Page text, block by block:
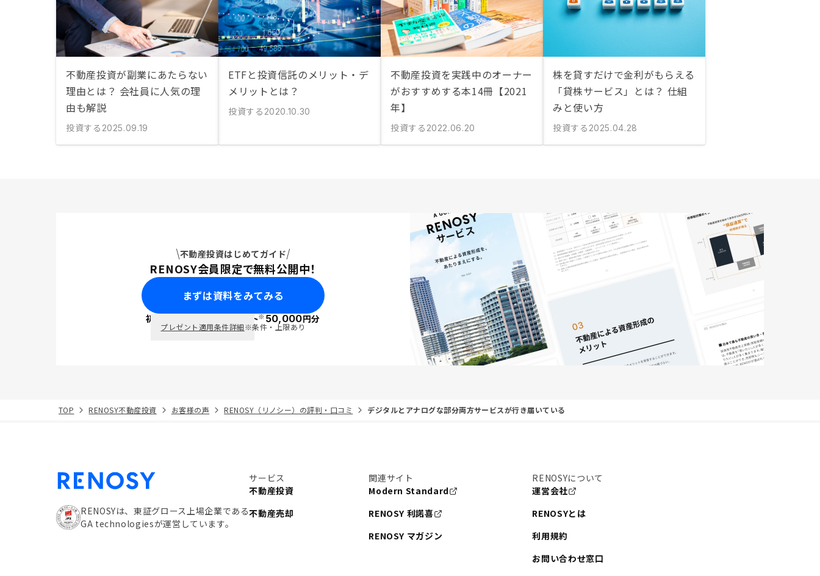
不動産投資が副業にあたらない
理由とは？ 会社員に人気の理
由も解説
投資する 2025.09.19
ETFと投資信託のメリット・デ
メリットとは？
投資する 2020.10.30
不動産投資を実践中のオーナー
がおすすめする本14冊【2021
年】
投資する 2022.06.20
株を貸すだけで金利がもらえる
「貸株サービス」とは？ 仕組
みと使い方
投資する 2025.04.28
不動産投資はじめてガイド
RENOSY会員限定で無料公開中！
まずは資料をみてみる
初回面談で ポイント※50,000円分
プレゼント適用条件詳細※条件・上限あり
TOP RENOSY不動産投資 お客様の声 RENOSY（リノシー）の評判・口コミ デジタルとアナログな部分両方サービスが行き届いている
RENOSYは、東証グロース上場企業である
GA technologiesが運営しています。
サービス
不動産投資
不動産売却
関連サイト
Modern Standard
RENOSY 利諾喜
RENOSY マガジン
RENOSYについて
運営会社
RENOSYとは
利用規約
お問い合わせ窓口